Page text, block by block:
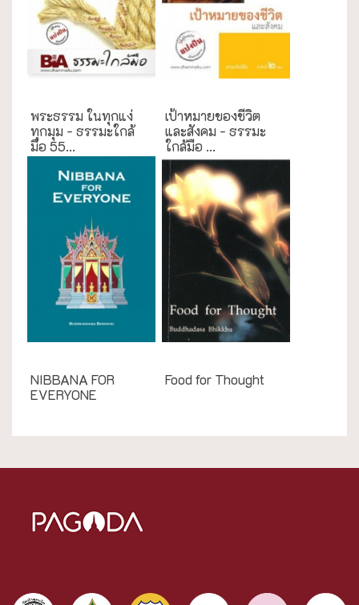
พระธรรม ในทุกแง่
ทุกมุม - ธรรมะใกล้
มือ 55...
เป้าหมายของชีวิต
และสังคม - ธรรมะ
ใกล้มือ ...
NIBBANA FOR
EVERYONE
Food for Thought